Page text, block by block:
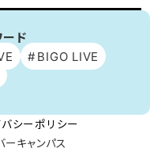
ド
BIGO LIVE
シーポリシー
キャンパス